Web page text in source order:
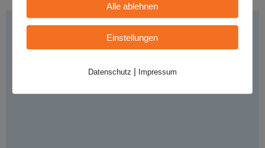
Alle ablehnen
Einstellungen
Datenschutz | Impressum